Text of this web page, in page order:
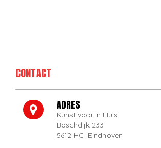
CONTACT
ADRES
Kunst voor in Huis
Boschdijk 233
5612 HC Eindhoven